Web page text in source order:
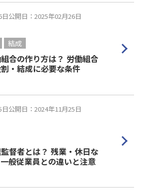
日公開日：2025年02月26日
結成
合の作り方は？ 労働組合
・結成に必要な条件
日公開日：2024年11月25日
督者とは？ 残業・休日な
般従業員との違いと注意